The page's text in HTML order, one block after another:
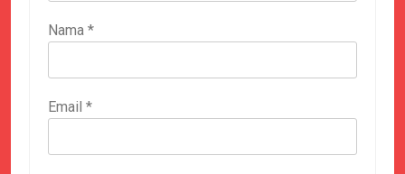
Nama *
Email *